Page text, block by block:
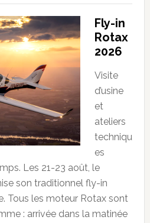
Fly-in
Rotax
2026
Visite
d’usine
et
ateliers
techniqu
es
Les 21-23 août, le
son traditionnel fly-in
Tous les moteur Rotax sont
: arrivée dans la matinée